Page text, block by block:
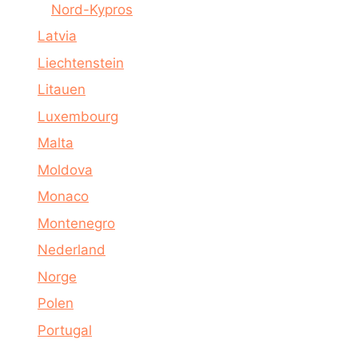
Nord-Kypros
Latvia
Liechtenstein
Litauen
Luxembourg
Malta
Moldova
Monaco
Montenegro
Nederland
Norge
Polen
Portugal